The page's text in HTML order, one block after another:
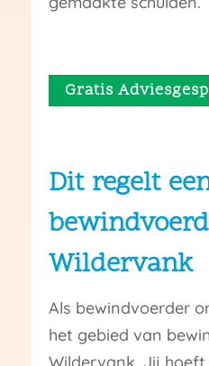
Gratis
Dit regelt
Wildervank
Als bewindvoerder
het gebied van